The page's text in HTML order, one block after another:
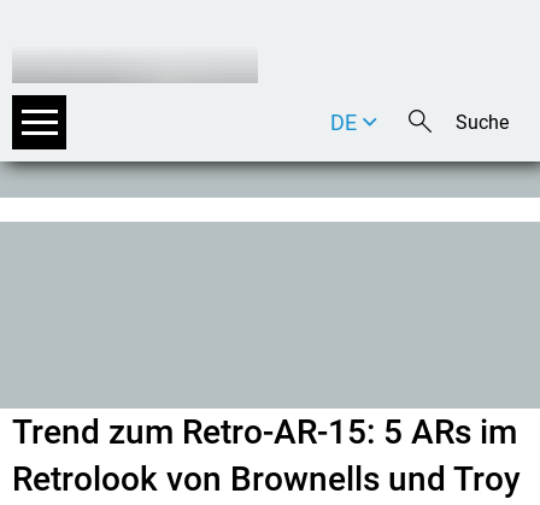
DE
EN
Trend zum Retro-AR-15: 5 ARs im
Retrolook von Brownells und Troy